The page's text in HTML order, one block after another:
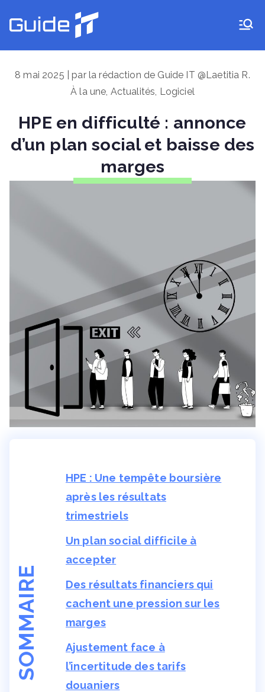
au
8 mai 2025 | par la rédaction de Guide IT @Laetitia R.
À la une, Actualités, Logiciel
HPE en difficulté : annonce
d’un plan social et baisse des
marges
SOMMAIRE
HPE : Une tempête boursière
après les résultats
trimestriels
Un plan social difficile à
accepter
Des résultats financiers qui
cachent une pression sur les
marges
Ajustement face à
l’incertitude des tarifs
douaniers